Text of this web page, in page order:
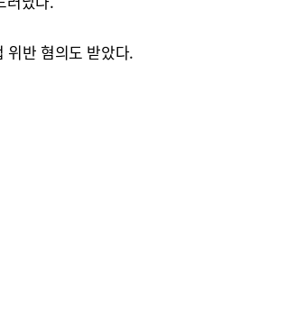
위반 혐의도 받았다.